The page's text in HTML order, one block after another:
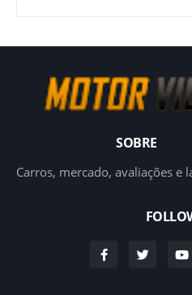
SOBRE
Carros, mercado, avaliações e